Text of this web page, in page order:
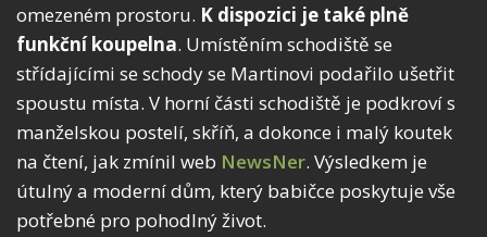
omezeném prostoru. K dispozici je také plně
funkční koupelna. Umístěním schodiště se
střídajícími se schody se Martinovi podařilo ušetřit
spoustu místa. V horní části schodiště je podkroví s
manželskou postelí, skříň, a dokonce i malý koutek
na čtení, jak zmínil web NewsNer. Výsledkem je
útulný a moderní dům, který babičce poskytuje vše
potřebné pro pohodlný život.